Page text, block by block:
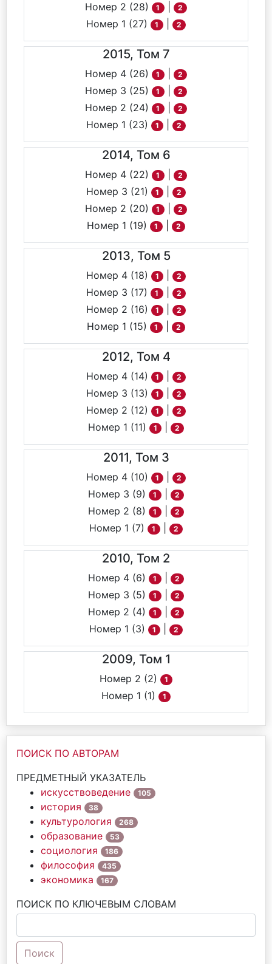
Номер 2 (28) 1 2
Номер 1 (27) 1 2
2015, Том 7
Номер 4 (26) 1 2
Номер 3 (25) 1 2
Номер 2 (24) 1 2
Номер 1 (23) 1 2
2014, Том 6
Номер 4 (22) 1 2
Номер 3 (21) 1 2
Номер 2 (20) 1 2
Номер 1 (19) 1 2
2013, Том 5
Номер 4 (18) 1 2
Номер 3 (17) 1 2
Номер 2 (16) 1 2
Номер 1 (15) 1 2
2012, Том 4
Номер 4 (14) 1 2
Номер 3 (13) 1 2
Номер 2 (12) 1 2
Номер 1 (11) 1 2
2011, Том 3
Номер 4 (10) 1 2
Номер 3 (9) 1 2
Номер 2 (8) 1 2
Номер 1 (7) 1 2
2010, Том 2
Номер 4 (6) 1 2
Номер 3 (5) 1 2
Номер 2 (4) 1 2
Номер 1 (3) 1 2
2009, Том 1
Номер 2 (2) 1
Номер 1 (1) 1
ПОИСК ПО АВТОРАМ
ПРЕДМЕТНЫЙ УКАЗАТЕЛЬ
искусствоведение
105
история 38
культурология 268
образование 53
социология 186
философия 435
экономика 167
ПОИСК ПО КЛЮЧЕВЫМ СЛОВАМ
Поиск